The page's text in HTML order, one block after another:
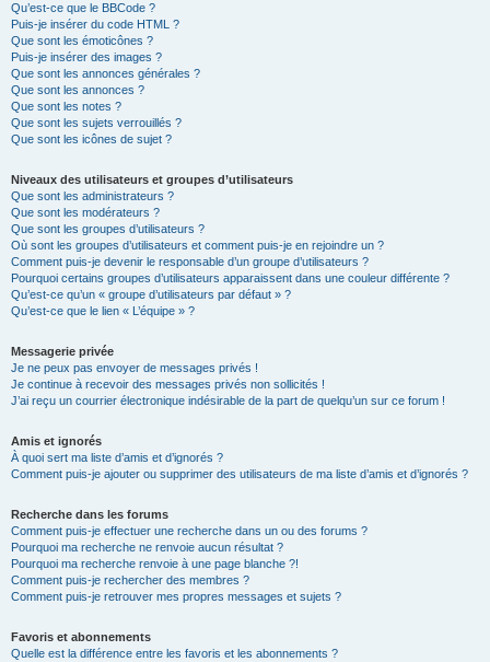
Qu’est-ce que le BBCode ?
Puis-je insérer du code HTML ?
Que sont les émoticônes ?
Puis-je insérer des images ?
Que sont les annonces générales ?
Que sont les annonces ?
Que sont les notes ?
Que sont les sujets verrouillés ?
Que sont les icônes de sujet ?
Niveaux des utilisateurs et groupes d’utilisateurs
Que sont les administrateurs ?
Que sont les modérateurs ?
Que sont les groupes d’utilisateurs ?
Où sont les groupes d’utilisateurs et comment puis-je en rejoindre un ?
Comment puis-je devenir le responsable d’un groupe d’utilisateurs ?
Pourquoi certains groupes d’utilisateurs apparaissent dans une couleur différente ?
Qu’est-ce qu’un « groupe d’utilisateurs par défaut » ?
Qu’est-ce que le lien « L’équipe » ?
Messagerie privée
Je ne peux pas envoyer de messages privés !
Je continue à recevoir des messages privés non sollicités !
J’ai reçu un courrier électronique indésirable de la part de quelqu’un sur ce forum !
Amis et ignorés
À quoi sert ma liste d’amis et d’ignorés ?
Comment puis-je ajouter ou supprimer des utilisateurs de ma liste d’amis et d’ignorés ?
Recherche dans les forums
Comment puis-je effectuer une recherche dans un ou des forums ?
Pourquoi ma recherche ne renvoie aucun résultat ?
Pourquoi ma recherche renvoie à une page blanche ?!
Comment puis-je rechercher des membres ?
Comment puis-je retrouver mes propres messages et sujets ?
Favoris et abonnements
Quelle est la différence entre les favoris et les abonnements ?